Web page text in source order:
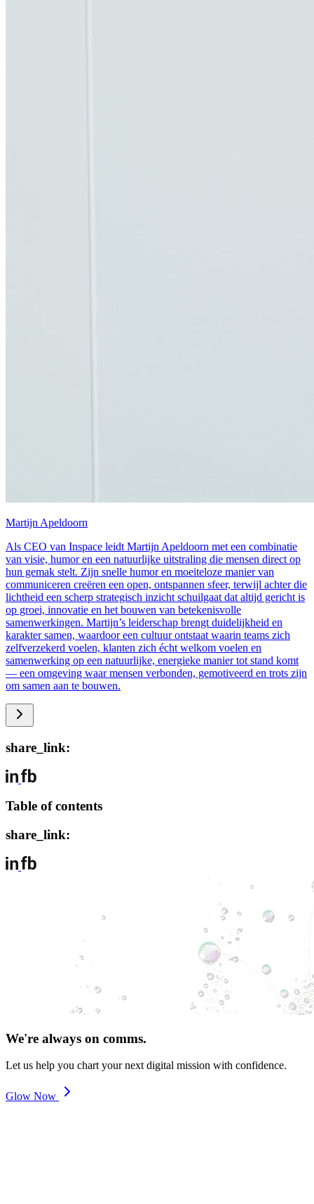
Martijn Apeldoorn
Als CEO van Inspace leidt Martijn Apeldoorn met een combinatie
van visie, humor en een natuurlijke uitstraling die mensen direct op
hun gemak stelt. Zijn snelle humor en moeiteloze manier van
communiceren creëren een open, ontspannen sfeer, terwijl achter die
lichtheid een scherp strategisch inzicht schuilgaat dat altijd gericht is
op groei, innovatie en het bouwen van betekenisvolle
samenwerkingen. Martijn’s leiderschap brengt duidelijkheid en
karakter samen, waardoor een cultuur ontstaat waarin teams zich
zelfverzekerd voelen, klanten zich écht welkom voelen en
samenwerking op een natuurlijke, energieke manier tot stand komt
— een omgeving waar mensen verbonden, gemotiveerd en trots zijn
om samen aan te bouwen.
share_link:
Table of contents
share_link:
We're always on comms.
Let us help you chart your next digital mission with confidence.
Glow Now